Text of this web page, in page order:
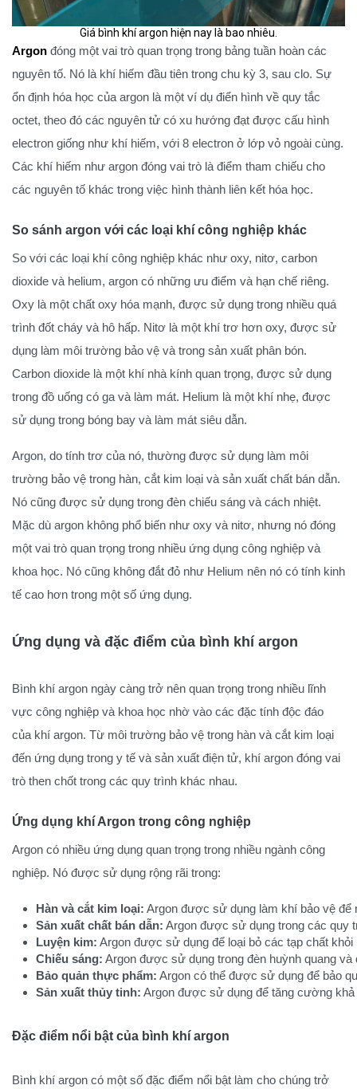
Giá bình khí argon hiện nay là bao nhiêu.
Argon đóng một vai trò quan trọng trong bảng tuần hoàn các
nguyên tố. Nó là khí hiếm đầu tiên trong chu kỳ 3, sau clo. Sự
ổn định hóa học của argon là một ví dụ điển hình về quy tắc
octet, theo đó các nguyên tử có xu hướng đạt được cấu hình
electron giống như khí hiếm, với 8 electron ở lớp vỏ ngoài cùng.
Các khí hiếm như argon đóng vai trò là điểm tham chiếu cho
các nguyên tố khác trong việc hình thành liên kết hóa học.
So sánh argon với các loại khí công nghiệp khác
So với các loại khí công nghiệp khác như oxy, nitơ, carbon
dioxide và helium, argon có những ưu điểm và hạn chế riêng.
Oxy là một chất oxy hóa mạnh, được sử dụng trong nhiều quá
trình đốt cháy và hô hấp. Nitơ là một khí trơ hơn oxy, được sử
dụng làm môi trường bảo vệ và trong sản xuất phân bón.
Carbon dioxide là một khí nhà kính quan trọng, được sử dụng
trong đồ uống có ga và làm mát. Helium là một khí nhẹ, được
sử dụng trong bóng bay và làm mát siêu dẫn.
Argon, do tính trơ của nó, thường được sử dụng làm môi
trường bảo vệ trong hàn, cắt kim loại và sản xuất chất bán dẫn.
Nó cũng được sử dụng trong đèn chiếu sáng và cách nhiệt.
Mặc dù argon không phổ biến như oxy và nitơ, nhưng nó đóng
một vai trò quan trọng trong nhiều ứng dụng công nghiệp và
khoa học. Nó cũng không đắt đỏ như Helium nên nó có tính kinh
tế cao hơn trong một số ứng dụng.
Ứng dụng và đặc điểm của bình khí argon
Bình khí argon ngày càng trở nên quan trọng trong nhiều lĩnh
vực công nghiệp và khoa học nhờ vào các đặc tính độc đáo
của khí argon. Từ môi trường bảo vệ trong hàn và cắt kim loại
đến ứng dụng trong y tế và sản xuất điện tử, khí argon đóng vai
trò then chốt trong các quy trình khác nhau.
Ứng dụng khí Argon trong công nghiệp
Argon có nhiều ứng dụng quan trọng trong nhiều ngành công
nghiệp. Nó được sử dụng rộng rãi trong:
Hàn và cắt kim loại: Argon được sử dụng làm khí bảo vệ để
Sản xuất chất bán dẫn: Argon được sử dụng trong các quy
Luyện kim: Argon được sử dụng để loại bỏ các tạp chất
Chiếu sáng: Argon được sử dụng trong đèn huỳnh quang
Bảo quản thực phẩm: Argon có thể được sử dụng để bảo
Sản xuất thủy tinh: Argon được sử dụng để tăng cường
Đặc điểm nổi bật của bình khí argon
Bình khí argon có một số đặc điểm nổi bật làm cho chúng trở